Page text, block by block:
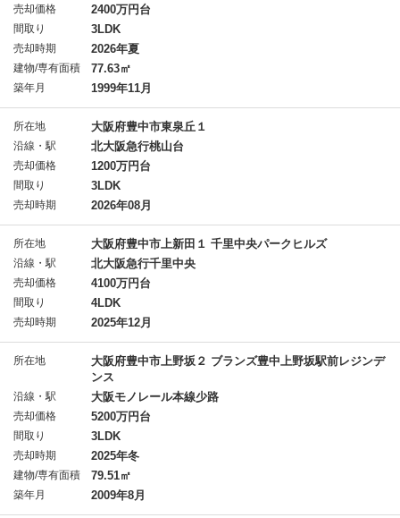
売却価格 2400万円台
間取り 3LDK
売却時期 2026年夏
建物/専有面積 77.63㎡
築年月 1999年11月
所在地 大阪府豊中市東泉丘１
沿線・駅 北大阪急行桃山台
売却価格 1200万円台
間取り 3LDK
売却時期 2026年08月
所在地 大阪府豊中市上新田１ 千里中央パークヒルズ
沿線・駅 北大阪急行千里中央
売却価格 4100万円台
間取り 4LDK
売却時期 2025年12月
所在地
大阪府豊中市上野坂２ ブランズ豊中上野坂駅前レジンデ
ンス
沿線・駅 大阪モノレール本線少路
売却価格 5200万円台
間取り 3LDK
売却時期 2025年冬
建物/専有面積 79.51㎡
築年月 2009年8月